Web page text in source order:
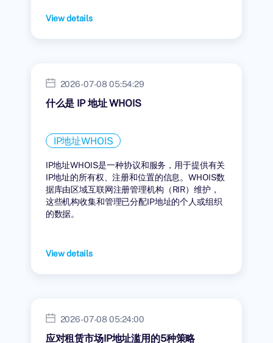
View details
2026-07-08 05:54:29
什么是 IP 地址 WHOIS
IP地址WHOIS
IP地址WHOIS是一种协议和服务，用于提供有关
IP地址的所有权、注册和位置的信息。WHOIS数
据库由区域互联网注册管理机构（RIR）维护，
这些机构收集和管理已分配IP地址的个人或组织
的数据。
View details
2026-07-08 05:24:00
应对租赁市场IP地址滥用的5种策略